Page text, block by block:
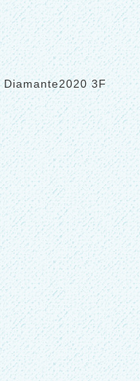
Diamante2020 3F